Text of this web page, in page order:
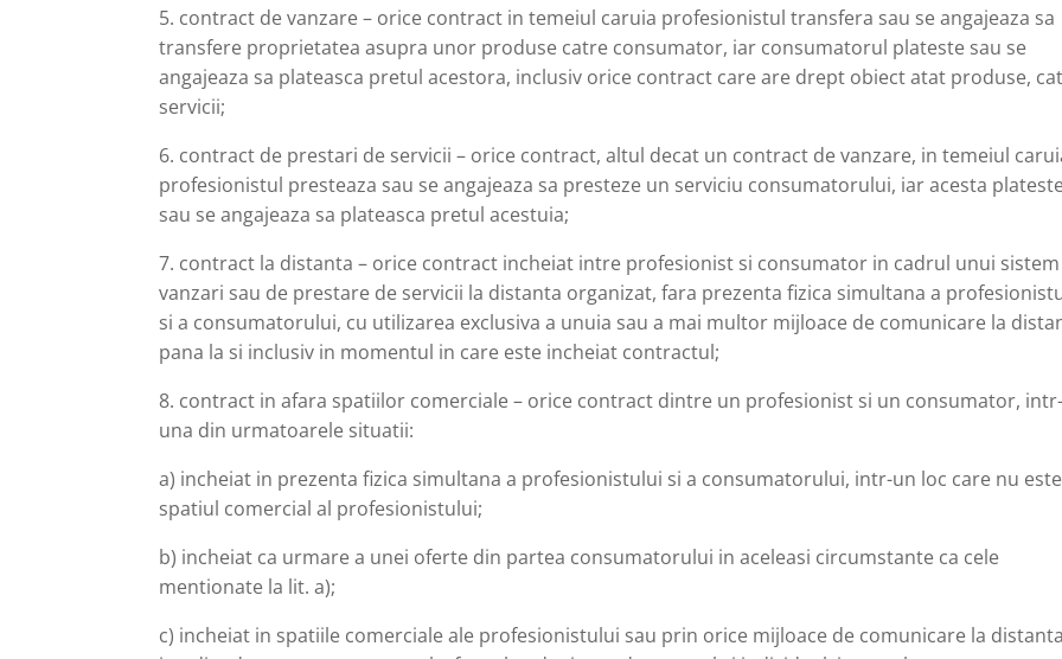
5. contract de vanzare – orice contract in temeiul caruia profesionistul transfera sau se angajeaza sa
transfere proprietatea asupra unor produse catre consumator, iar consumatorul plateste sau se
angajeaza sa plateasca pretul acestora, inclusiv orice contract care are drept obiect atat produse,
servicii;
6. contract de prestari de servicii – orice contract, altul decat un contract de vanzare, in temeiul
profesionistul presteaza sau se angajeaza sa presteze un serviciu consumatorului, iar acesta
sau se angajeaza sa plateasca pretul acestuia;
7. contract la distanta – orice contract incheiat intre profesionist si consumator in cadrul unui
vanzari sau de prestare de servicii la distanta organizat, fara prezenta fizica simultana a
si a consumatorului, cu utilizarea exclusiva a unuia sau a mai multor mijloace de comunicare la
pana la si inclusiv in momentul in care este incheiat contractul;
8. contract in afara spatiilor comerciale – orice contract dintre un profesionist si un consumator,
una din urmatoarele situatii:
a) incheiat in prezenta fizica simultana a profesionistului si a consumatorului, intr-un loc care nu este
spatiul comercial al profesionistului;
b) incheiat ca urmare a unei oferte din partea consumatorului in aceleasi circumstante ca cele
mentionate la lit. a);
c) incheiat in spatiile comerciale ale profesionistului sau prin orice mijloace de comunicare la